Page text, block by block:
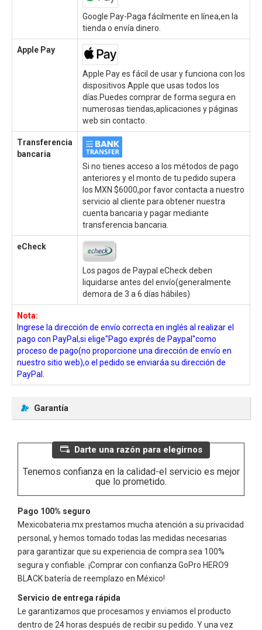
Google Pay-Paga fácilmente en línea,en la
tienda o envía dinero.
Apple Pay
Apple Pay es fácil de usar y funciona con los
dispositivos Apple que usas todos los
días.Puedes comprar de forma segura en
numerosas tiendas,aplicaciones y páginas
web sin contacto.
Transferencia
bancaria
Si no tienes acceso a los métodos de pago
anteriores y el monto de tu pedido supera
los MXN $6000,por favor contacta a nuestro
servicio al cliente para obtener nuestra
cuenta bancaria y pagar mediante
transferencia bancaria.
eCheck
Los pagos de Paypal eCheck deben
liquidarse antes del envío(generalmente
demora de 3 a 6 días hábiles)
Nota:
Ingrese la dirección de envío correcta en inglés al realizar el
pago con PayPal,si elige"Pago exprés de Paypal"como
proceso de pago(no proporcione una dirección de envío en
nuestro sitio web),o el pedido se enviaráa su dirección de
PayPal.
Garantía
Darte una razón para elegirnos
Tenemos confianza en la calidad-el servicio es mejor
que lo prometido.
Pago 100% seguro
Mexicobateria.mx prestamos mucha atención a su privacidad
personal, y hemos tomado todas las medidas necesarias
para garantizar que su experiencia de compra sea 100%
segura y confiable. ¡Comprar con confianza GoPro HERO9
BLACK batería de reemplazo en México!
Servicio de entrega rápida
Le garantizamos que procesamos y enviamos el producto
dentro de 24 horas después de recibir su pedido. Y una vez